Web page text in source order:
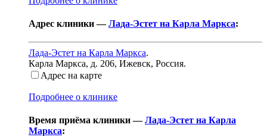
Адрес клиники —Лада-Эстет на Карла Маркса:
Лада-Эстет на Карла Маркса.
Карла Маркса, д. 206, Ижевск, Россия.
Адрес на карте
Подробнее о клинике
Время приёма клиники —Лада-Эстет на Карла
Маркса: